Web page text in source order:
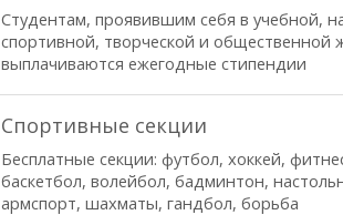
Студентам, проявившим себя в учебной,
спортивной, творческой и общественной
выплачиваются ежегодные стипендии
Спортивные секции
Бесплатные секции: футбол, хоккей,
баскетбол, волейбол, бадминтон,
армспорт, шахматы, гандбол, борьба